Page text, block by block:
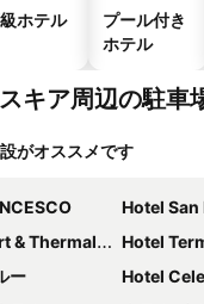
ホテル
プール付き
ホテル
キア周辺の駐車
がオススメです
Hotel San
Thermal Spa
Hotel
ー
Hotel